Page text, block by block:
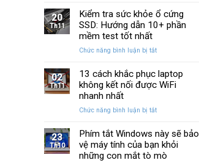
phục
dữ
Trên
Windows
Dẫn
Tiết
Phục
Sự
Chuột
Trên
Windows
Dẫn
Tiết
20
Th11
Kiểm tra sức khỏe ổ cứng
SSD: Hướng dẫn 10+ phần
mềm test tốt nhất
Chức năng bình luận bị tắtở
tra
sức
cứng
Hướng
dẫn
10+
02
Th11
13 cách khắc phục laptop
không kết nối được WiFi
nhanh nhất
Chức năng bình luận bị tắtở
cách
khắc
phục
23
Th10
Phím tắt Windows này sẽ bảo
vệ máy tính của bạn khỏi
những con mắt tò mò